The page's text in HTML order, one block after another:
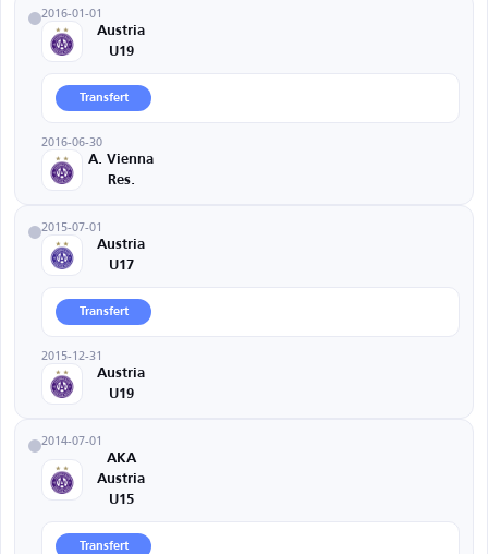
2016-01-01
Austria
U19
Transfert
2016-06-30
A. Vienna
Res.
2015-07-01
Austria
U17
Transfert
2015-12-31
Austria
U19
2014-07-01
AKA
Austria
U15
Transfert